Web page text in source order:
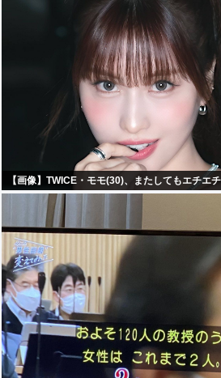
【画像】TWICE・モモ(30)、またしてもエチエ